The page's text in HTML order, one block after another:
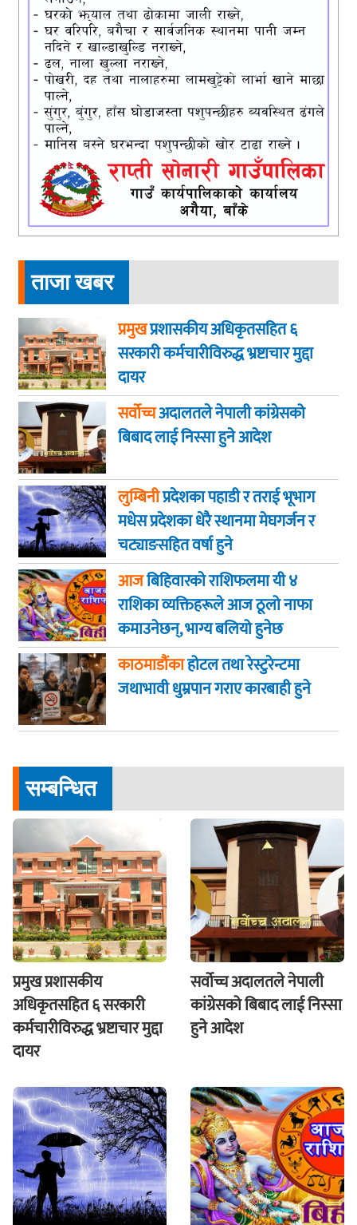
ताजा खबर
प्रमुखप्रशासकीय अधिकृतसहित ६
सरकारी कर्मचारीविरुद्ध भ्रष्टाचार मुद्दा
दायर
सर्वोच्चअदालतले नेपाली कांग्रेसको
बिबाद लाई निस्सा हुने आदेश
लुम्बिनीप्रदेशका पहाडी र तराई भूभाग
मधेस प्रदेशका धेरै स्थानमा मेघगर्जन र
चट्याङसहित वर्षा हुने
आजबिहिवारकाे राशिफलमा यी ४
राशिका व्यक्तिहरूले आज ठूलो नाफा
कमाउनेछन्, भाग्य बलियो हुनेछ
काठमाडौंकाहोटल तथा रेस्टुरेन्टमा
जथाभावी धुम्रपान गराए कारबाही हुने
सम्बन्धित
प्रमुख प्रशासकीय
अधिकृतसहित ६ सरकारी
कर्मचारीविरुद्ध भ्रष्टाचार मुद्दा
दायर
सर्वोच्च अदालतले नेपाली
कांग्रेसको बिबाद लाई निस्सा
हुने आदेश